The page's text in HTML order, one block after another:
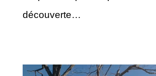
découverte…